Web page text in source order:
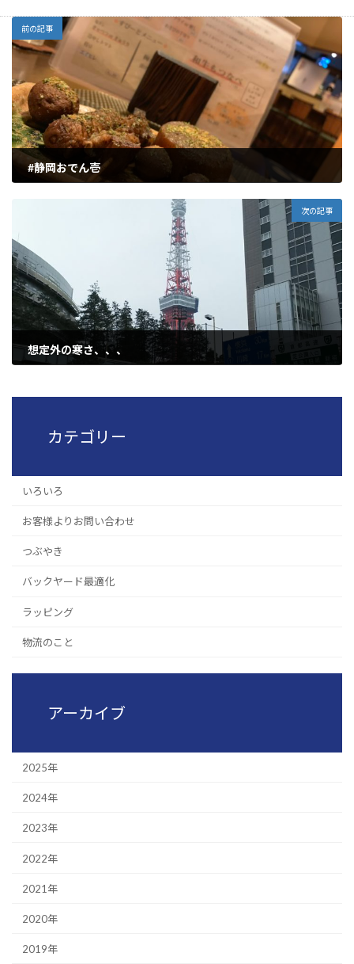
前の記事
#静岡おでん壱
2019年3月26日
次の記事
想定外の寒さ、、、
カテゴリー
いろいろ
お客様よりお問い合わせ
つぶやき
バックヤード最適化
ラッピング
物流のこと
アーカイブ
2025年
2024年
2023年
2022年
2021年
2020年
2019年